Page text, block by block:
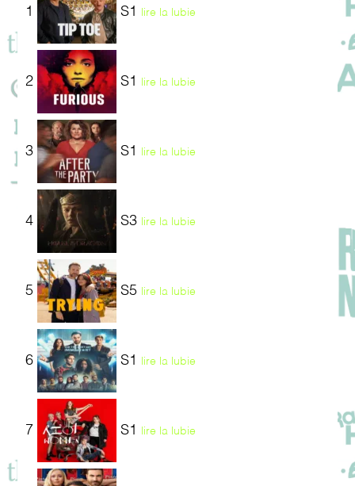
1 S1 lire la lubie
2 S1 lire la lubie
3 S1 lire la lubie
4 S3 lire la lubie
5 S5 lire la lubie
6 S1 lire la lubie
7 S1 lire la lubie